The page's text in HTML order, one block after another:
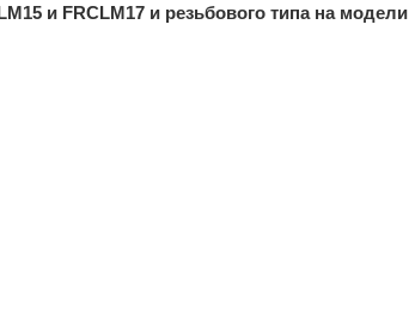
и FRCLM17 и резьбового типа на модели